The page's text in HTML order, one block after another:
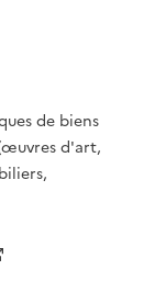
de biens
d'art,